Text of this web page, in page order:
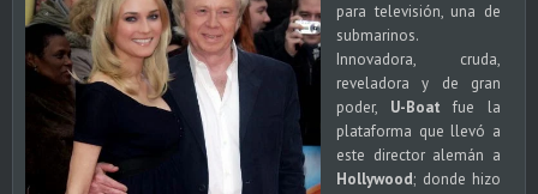
para televisión, una de
submarinos.
Innovadora, cruda,
reveladora y de gran
poder, U-Boat fue la
plataforma que llevó a
este director alemán a
Hollywood; donde hizo